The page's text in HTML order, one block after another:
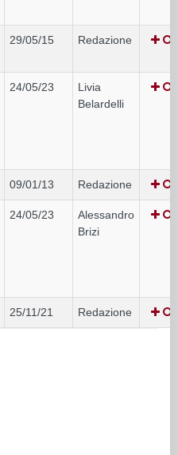
29/05/15 Redazione
24/05/23
Livia
Belardelli
09/01/13 Redazione
24/05/23
Alessandro
Brizi
25/11/21 Redazione